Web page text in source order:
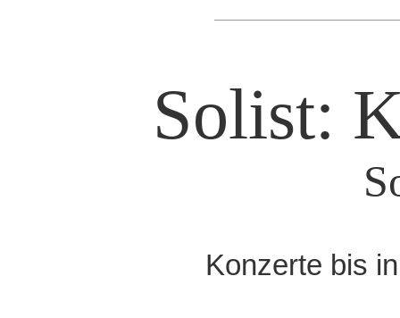
Solist:
Konzerte bis